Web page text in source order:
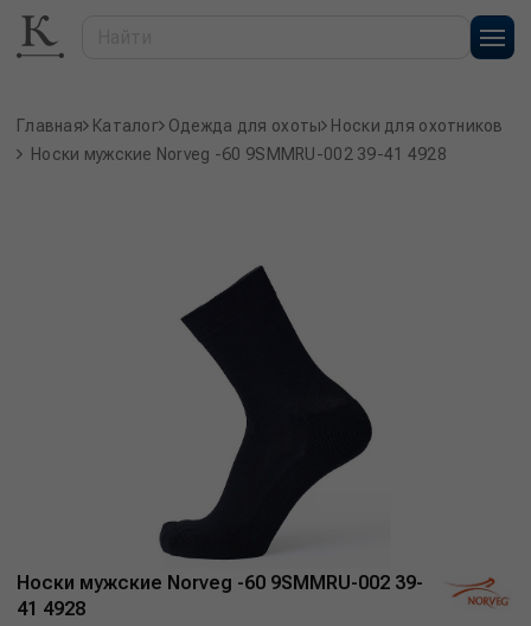
Главная Каталог Одежда для охоты Носки для охотников
Носки мужские Norveg -60 9SMMRU-002 39-41 4928
Носки мужские Norveg -60 9SMMRU-002 39-
41 4928